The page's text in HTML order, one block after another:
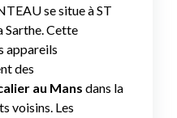
se situe à ST
Sarthe. Cette
appareils
des
au Mans dans la
voisins. Les